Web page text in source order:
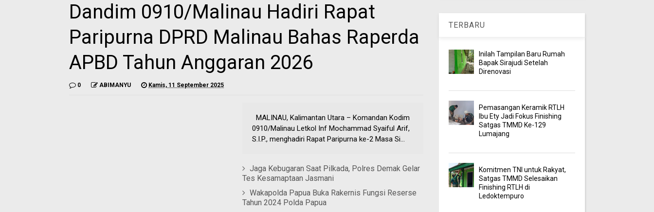
Dandim 0910/Malinau Hadiri Rapat
Paripurna DPRD Malinau Bahas Raperda
APBD Tahun Anggaran 2026
0 ABIMANYU Kamis, 11 September 2025
MALINAU, Kalimantan Utara – Komandan Kodim
0910/Malinau Letkol Inf Mochammad Syaiful Arif,
S.I.P., menghadiri Rapat Paripurna ke-2 Masa Si...
Jaga Kebugaran Saat Pilkada, Polres Demak Gelar
Tes Kesamaptaan Jasmani
Wakapolda Papua Buka Rakernis Fungsi Reserse
Tahun 2024 Polda Papua
TERBARU
Inilah Tampilan Baru Rumah
Bapak Sirajudi Setelah
Direnovasi
Pemasangan Keramik RTLH
Ibu Ety Jadi Fokus Finishing
Satgas TMMD Ke-129
Lumajang
Komitmen TNI untuk Rakyat,
Satgas TMMD Selesaikan
Finishing RTLH di
Ledoktempuro